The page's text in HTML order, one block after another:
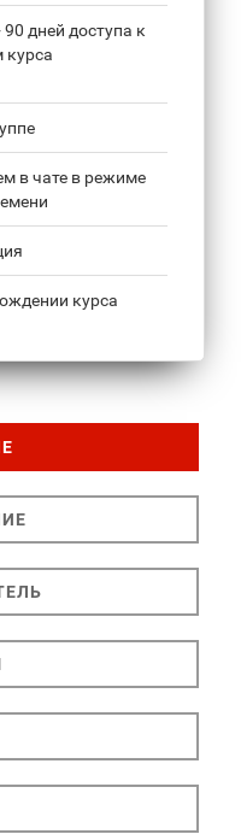
дней доступа к
курса
в чате в режиме
курса